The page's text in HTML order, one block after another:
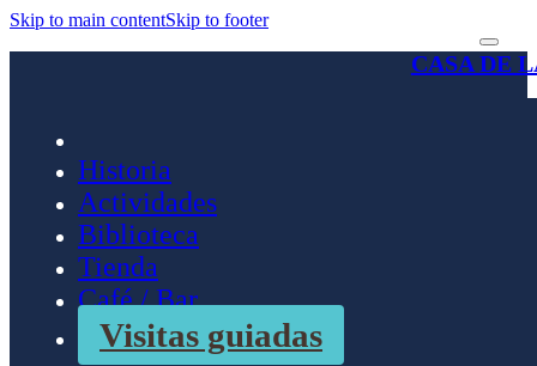
Skip to main contentSkip to footer
CASA DE
Historia
Actividades
Biblioteca
Tienda
Café / Bar
Visitas guiadas